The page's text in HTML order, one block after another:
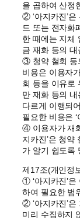
을 곱하여 산정
② ‘아지카진’
드 또는 전자화
한 때에는 지체
금 재화 등의
③ 청약 철회 등
비용은 이용자
회 등을 이유로
만 재화 등의
다르게 이행되
필요한 비용은 ‘
④ 이용자가 재
지카진’은 청
가 알기 쉽도록
제17조(개인정
① ‘아지카진’
하여 필요한 범
② ‘아지카진’
미리 수집하지